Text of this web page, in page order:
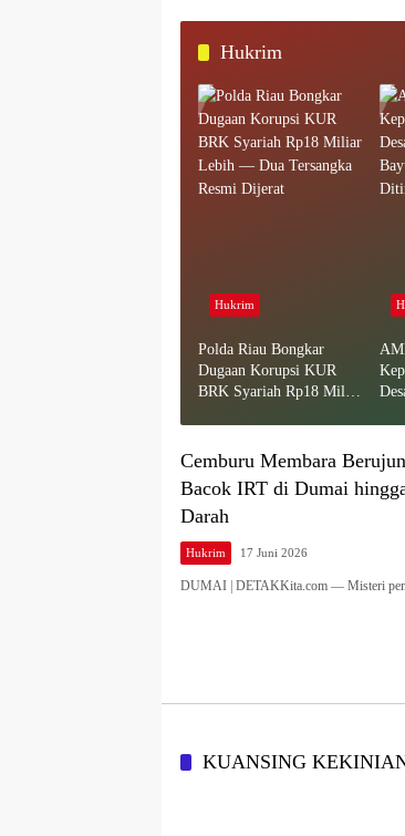
Hukrim
Hukrim
Polda Riau Bongkar
Dugaan Korupsi KUR
BRK Syariah Rp18 Miliar
Cemburu Membara
Bacok IRT di Dumai
Darah
Hukrim 17 Juni 2026
DUMAI | DETAKKita.com — Misteri
KUANSING